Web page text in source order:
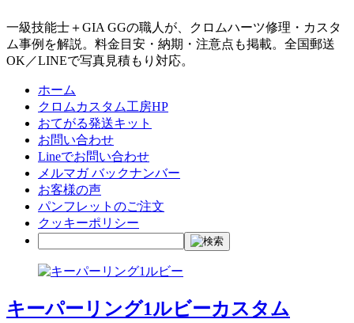
一級技能士＋GIA GGの職人が、クロムハーツ修理・カスタ
ム事例を解説。料金目安・納期・注意点も掲載。全国郵送
OK／LINEで写真見積もり対応。
ホーム
クロムカスタム工房HP
おてがる発送キット
お問い合わせ
Lineでお問い合わせ
メルマガ バックナンバー
お客様の声
パンフレットのご注文
クッキーポリシー
キーパーリング1ルビーカスタム